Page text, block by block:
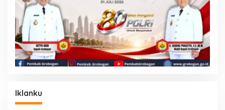
Iklanku